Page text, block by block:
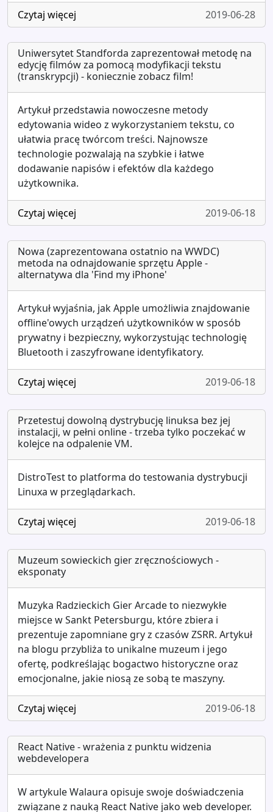
Czytaj więcej 2019-06-28
Uniwersytet Standforda zaprezentował metodę na
edycję filmów za pomocą modyfikacji tekstu
(transkrypcji) - koniecznie zobacz film!
Artykuł przedstawia nowoczesne metody
edytowania wideo z wykorzystaniem tekstu, co
ułatwia pracę twórcom treści. Najnowsze
technologie pozwalają na szybkie i łatwe
dodawanie napisów i efektów dla każdego
użytkownika.
Czytaj więcej 2019-06-18
Nowa (zaprezentowana ostatnio na WWDC)
metoda na odnajdowanie sprzętu Apple -
alternatywa dla 'Find my iPhone'
Artykuł wyjaśnia, jak Apple umożliwia znajdowanie
offline'owych urządzeń użytkowników w sposób
prywatny i bezpieczny, wykorzystując technologię
Bluetooth i zaszyfrowane identyfikatory.
Czytaj więcej 2019-06-18
Przetestuj dowolną dystrybucję linuksa bez jej
instalacji, w pełni online - trzeba tylko poczekać w
kolejce na odpalenie VM.
DistroTest to platforma do testowania dystrybucji
Linuxa w przeglądarkach.
Czytaj więcej 2019-06-18
Muzeum sowieckich gier zręcznościowych -
eksponaty
Muzyka Radzieckich Gier Arcade to niezwykłe
miejsce w Sankt Petersburgu, które zbiera i
prezentuje zapomniane gry z czasów ZSRR. Artykuł
na blogu przybliża to unikalne muzeum i jego
ofertę, podkreślając bogactwo historyczne oraz
emocjonalne, jakie niosą ze sobą te maszyny.
Czytaj więcej 2019-06-18
React Native - wrażenia z punktu widzenia
webdevelopera
W artykule Walaura opisuje swoje doświadczenia
związane z nauką React Native jako web developer.